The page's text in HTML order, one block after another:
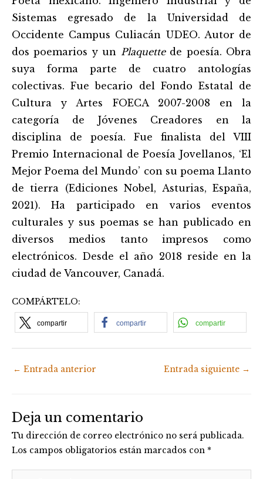
Sistemas egresado de la Universidad de
Occidente Campus Culiacán UDEO. Autor de
dos poemarios y un Plaquettede poesía. Obra
suya forma parte de cuatro antologías
colectivas. Fue becario del Fondo Estatal de
Cultura y Artes FOECA 2007-2008 en la
categoría de Jóvenes Creadores en la
disciplina de poesía. Fue finalista del VIII
Premio Internacional de Poesía Jovellanos, ‘El
Mejor Poema del Mundo’ con su poema Llanto
de tierra (Ediciones Nobel, Asturias, España,
2021). Ha participado en varios eventos
culturales y sus poemas se han publicado en
diversos medios tanto impresos como
electrónicos. Desde el año 2018 reside en la
ciudad de Vancouver, Canadá.
COMPÁRTELO:
compartir compartir compartir
← Entrada anterior Entrada siguiente →
Deja un comentario
Tu dirección de correo electrónico no será publicada.
Los campos obligatorios están marcados con *